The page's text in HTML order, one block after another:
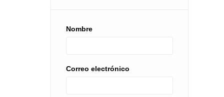
Nombre
Correo electrónico